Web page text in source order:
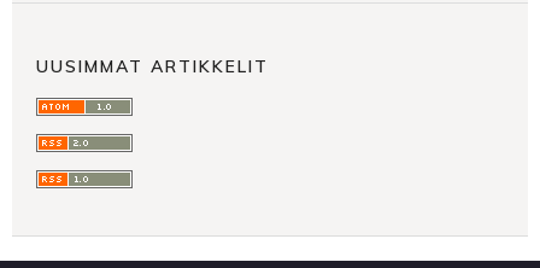
UUSIMMAT ARTIKKELIT